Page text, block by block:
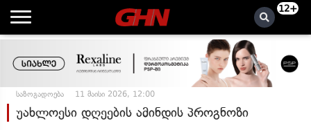
12+
საზოგადოება 11 მაისი 2026, 12:00
უახლოესი დღეების ამინდის პროგნოზი